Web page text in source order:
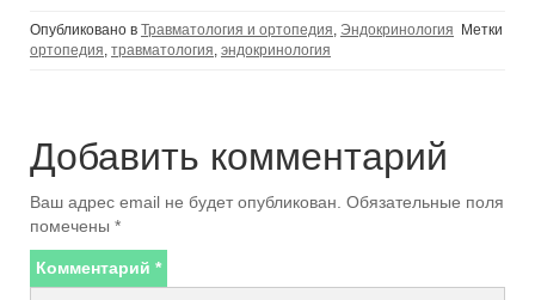
Опубликовано в Травматология и ортопедия Эндокринология Метки
ортопедия травматология эндокринология
Добавить комментарий
Ваш адрес email не будет опубликован. Обязательные поля
помечены *
Комментарий *